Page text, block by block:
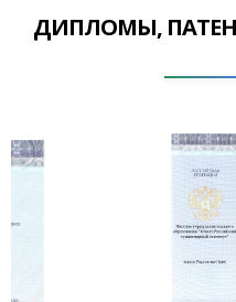
ДИПЛОМЫ,